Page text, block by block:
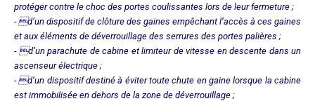
protéger contre le choc des portes coulissantes lors de leur fermeture ;
- d’un dispositif de clôture des gaines empêchant l’accès à ces gaines
et aux éléments de déverrouillage des serrures des portes palières ;
- d’un parachute de cabine et limiteur de vitesse en descente dans un
ascenseur électrique ;
- d’un dispositif destiné à éviter toute chute en gaine lorsque la cabine
est immobilisée en dehors de la zone de déverrouillage ;